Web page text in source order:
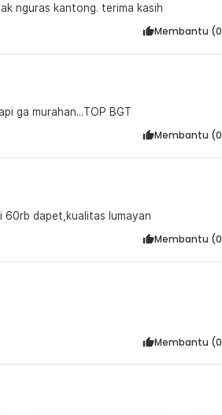
nguras kantong. terima kasih
Membantu (0
ga murahan...TOP BGT
Membantu (0
dapet,kualitas lumayan
Membantu (0
Membantu (0